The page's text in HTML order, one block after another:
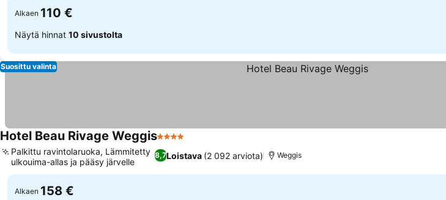
Alkaen 110 €
Näytä hinnat 10 sivustolta
Suosittu valinta
Hotel Beau Rivage Weggis4 Tähtiluokitus
8,7Loistava (2 092 arviota)
Palkittu ravintolaruoka, Lämmitetty
ulkouima-allas ja pääsy järvelle
Weggis
Alkaen 158 €